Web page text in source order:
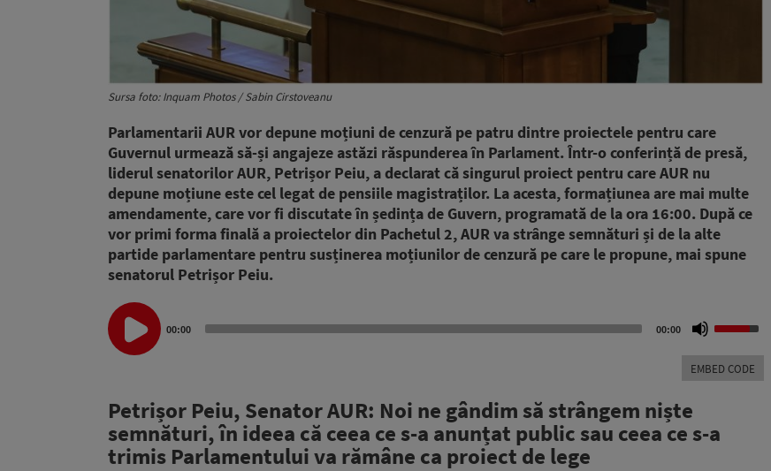
Sursa foto: Inquam Photos / Sabin Cirstoveanu
Parlamentarii AUR vor depune moțiuni de cenzură pe patru dintre proiectele pentru care
Guvernul urmează să-și angajeze astăzi răspunderea în Parlament. Într-o conferință de presă,
liderul senatorilor AUR, Petrișor Peiu, a declarat că singurul proiect pentru care AUR nu
depune moțiune este cel legat de pensiile magistraților. La acesta, formațiunea are mai multe
amendamente, care vor fi discutate în ședința de Guvern, programată de la ora 16:00. După ce
vor primi forma finală a proiectelor din Pachetul 2, AUR va strânge semnături și de la alte
partide parlamentare pentru susținerea moțiunilor de cenzură pe care le propune, mai spune
senatorul Petrișor Peiu.
Audio
Player
00:00 00:00
Up/Down
keys
or
EMBED CODE
Petrișor Peiu, Senator AUR: Noi ne gândim să strângem niște
semnături, în ideea că ceea ce s-a anunțat public sau ceea ce s-a
trimis Parlamentului va rămâne ca proiect de lege